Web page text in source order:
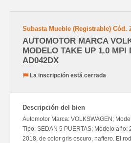
Subasta Mueble (Registrable) Cód.
AUTOMOTOR MARCA
MODELO TAKE UP 1.0 MPI
AD042DX
La inscripción está cerrada
Descripción del bien
Automotor Marca: VOLKSWAGEN;
Tipo: SEDAN 5 PUERTAS; Modelo año:
2018, de color gris oscuro, naftero. El